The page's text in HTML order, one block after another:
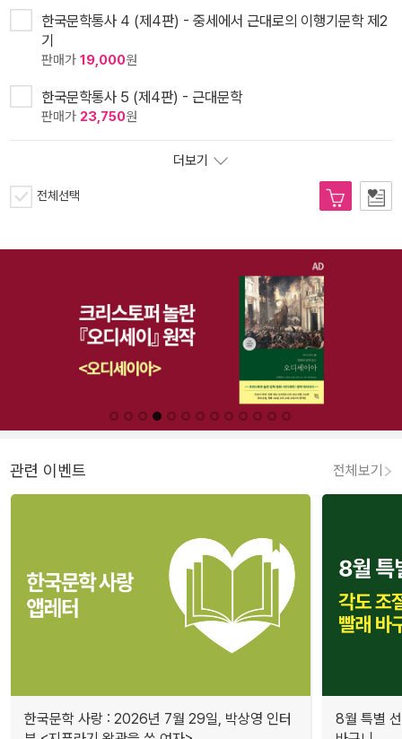
한국문학통사 4 (제4판) - 중세에서 근대로의 이행기문학 제2
기
판매가 19,000원
한국문학통사 5 (제4판) - 근대문학
판매가 23,750원
더보기
전체선택
관련 이벤트 전체보기
한국문학 사랑 : 2026년 7월 29일, 박상영 인터
8월 특별